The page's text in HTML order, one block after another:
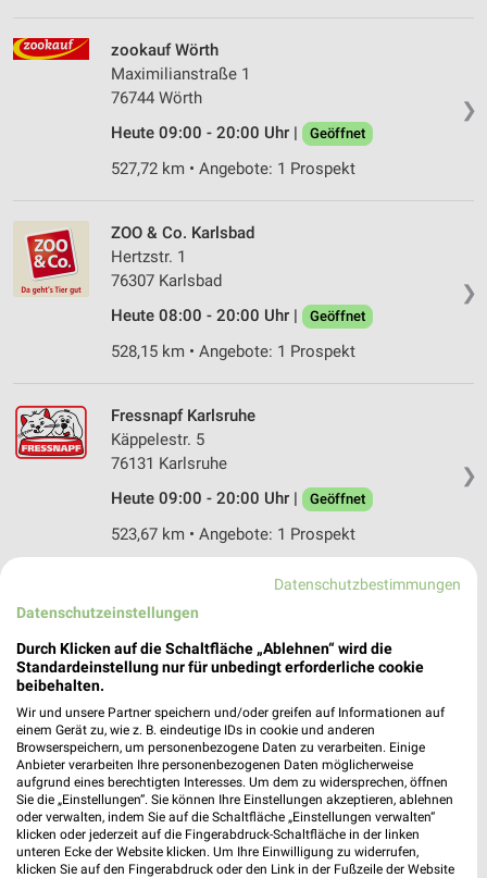
❯
zookauf Wörth
Maximilianstraße 1
76744 Wörth
Heute 09:00 - 20:00 Uhr |
Geöffnet
527,72 km • Angebote: 1 Prospekt
❯
ZOO & Co. Karlsbad
Hertzstr. 1
76307 Karlsbad
Heute 08:00 - 20:00 Uhr |
Geöffnet
528,15 km • Angebote: 1 Prospekt
❯
Fressnapf Karlsruhe
Käppelestr. 5
76131 Karlsruhe
Heute 09:00 - 20:00 Uhr |
Geöffnet
523,67 km • Angebote: 1 Prospekt
Durlacher Allee 111
76137 Karlsruhe
Heute 09:00 - 20:00 Uhr |
523,46 km
Fressnapf Karlsruhe
Durlacher Allee 111
76137 Karlsruhe
523,46 km • Angebote: 1 Prospekt
Datenschutzbestimmungen
Datenschutzeinstellungen
Durch Klicken auf die Schaltfläche „Ablehnen“ wird die
Standardeinstellung nur für unbedingt erforderliche cookie
beibehalten.
Wir und unsere Partner speichern und/oder greifen auf Informationen auf
einem Gerät zu, wie z. B. eindeutige IDs in cookie und anderen
Browserspeichern, um personenbezogene Daten zu verarbeiten. Einige
Anbieter verarbeiten Ihre personenbezogenen Daten möglicherweise
aufgrund eines berechtigten Interesses. Um dem zu widersprechen, öffnen
Sie die „Einstellungen“. Sie können Ihre Einstellungen akzeptieren, ablehnen
oder verwalten, indem Sie auf die Schaltfläche „Einstellungen verwalten“
klicken oder jederzeit auf die Fingerabdruck-Schaltfläche in der linken
unteren Ecke der Website klicken. Um Ihre Einwilligung zu widerrufen,
klicken Sie auf den Fingerabdruck oder den Link in der Fußzeile der Website